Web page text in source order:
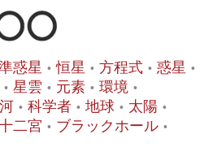
惑星 恒星 方程式
惑星
星雲 元素
環境
科学者 地球
太陽
二宮
ブラックホール